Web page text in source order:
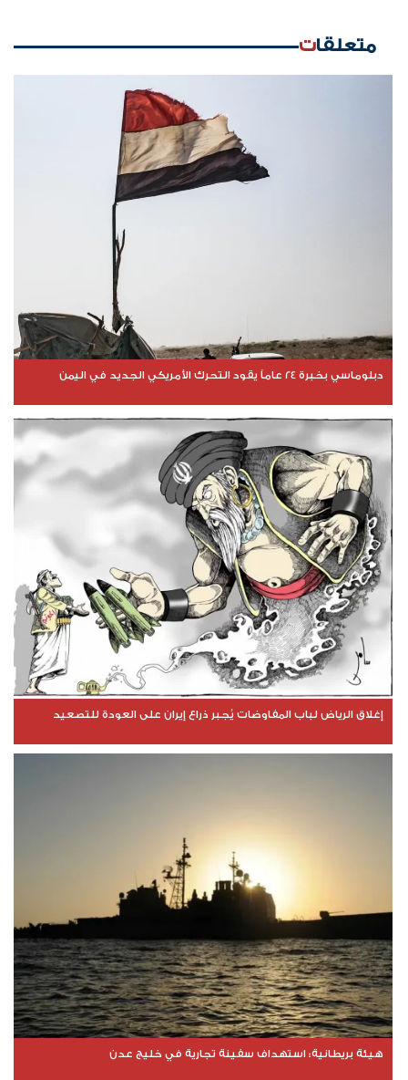
متعلقات
دبلوماسي بخبرة 24 عاماً يقود التحرك الأمريكي الجديد في اليمن
إغلاق الرياض لباب المفاوضات يُجبر ذراع إيران على العودة للتصعيد
هيئة بريطانية: استهداف سفينة تجارية في خليج عدن